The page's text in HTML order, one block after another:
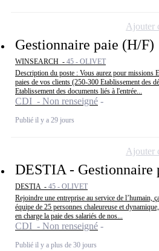
Gestionnaire paie (H/F)
WINSEARCH - 45 - OLIVET
Description du poste : Vous aurez pour missions
paies de vos clients (250-300 Etablissement des
Etablissement des documents liés à l'entrée...
CDI - Non renseigné
Publié il y a 29 jours
Ajouter
DESTIA - Gestionnaire
DESTIA - 45 - OLIVET
Rejoindre une entreprise au service de l’humain,
équipe de 25 personnes chaleureuse et
en charge la paie des salariés de nos...
CDI - Non renseigné
Publié il y a plus de 30 jours
Ajouter